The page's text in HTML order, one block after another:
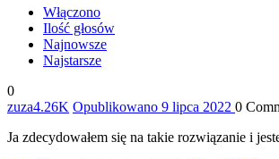
Włączono
Ilość głosów
Najnowsze
Najstarsze
0
zuza4.26K Opublikowano 9 lipca 2022 0
Ja zdecydowałem się na takie rozwiązanie i